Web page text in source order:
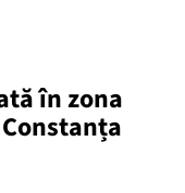
în zona